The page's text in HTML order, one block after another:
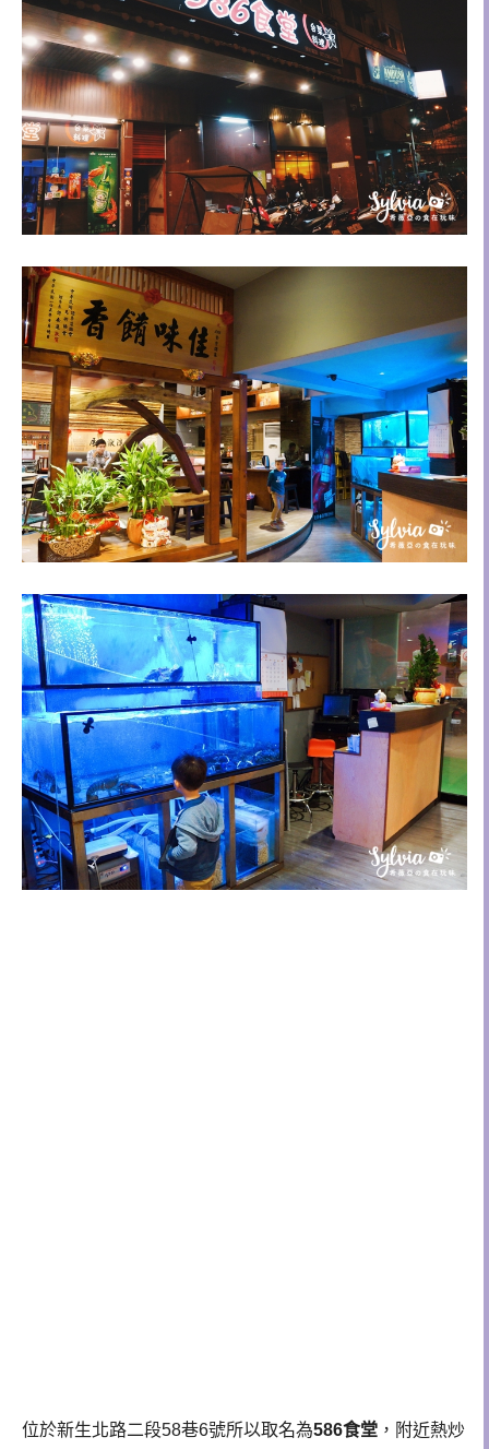
位於新生北路二段58巷6號所以取名為586食堂 ，附近熱炒